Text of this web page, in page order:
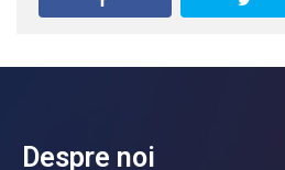
Despre noi